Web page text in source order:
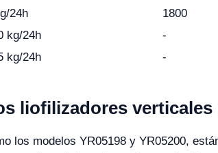
24h 1800
kg/24h -
kg/24h -
liofilizadores
los modelos YR05198 y YR05200,